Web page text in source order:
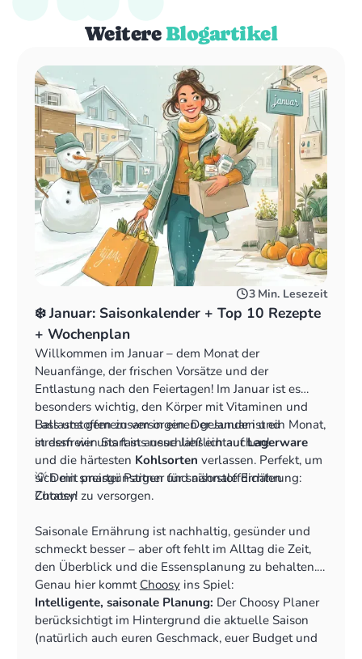
WeitereBlogartikel
3 Min. Lesezeit
❄️ Januar: Saisonkalender + Top 10 Rezepte
+ Wochenplan
Willkommen im Januar – dem Monat der
Neuanfänge, der frischen Vorsätze und der
Entlastung nach den Feiertagen! Im Januar ist es
besonders wichtig, den Körper mit Vitaminen und
Ballaststoffen zu versorgen. Der Januar ist ein Monat,
in dem wir uns fast ausschließlich aufLagerware
und die härtesten Kohlsorten verlassen. Perfekt, um
sich mit preisgünstigen und nährstoffdichten
Zutaten zu versorgen.
Lass uns gemeinsam in einen gesunden und
stressfreien Start ins neue Jahr eintauchen!
💡 Dein smarter Partner für saisonale Ernährung:
Choosy!
Saisonale Ernährung ist nachhaltig, gesünder und
schmeckt besser – aber oft fehlt im Alltag die Zeit,
den Überblick und die Essensplanung zu behalten.
Genau hier kommt Choosyins Spiel:
Intelligente, saisonale Planung: Der Choosy Planer
berücksichtigt im Hintergrund die aktuelle Saison
(natürlich auch euren Geschmack, euer Budget und